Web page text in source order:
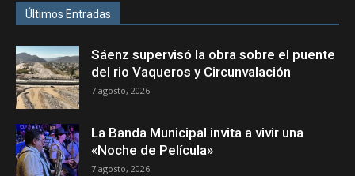
Últimos Entradas
Sáenz supervisó la obra sobre el puente
del rio Vaqueros y Circunvalación
7 agosto, 2026
La Banda Municipal invita a vivir una
«Noche de Película»
7 agosto, 2026